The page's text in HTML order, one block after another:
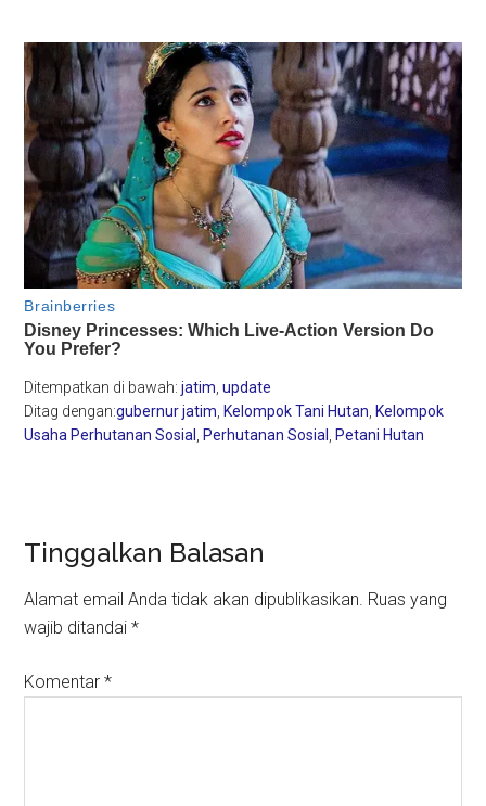
Ditempatkan di bawah:jatim ,update
Ditag dengan:gubernur jatim Kelompok Tani Hutan Kelompok
Usaha Perhutanan Sosial
Perhutanan Sosial Petani Hutan
Reader
Interactions
Tinggalkan Balasan
Alamat email Anda tidak akan dipublikasikan. Ruas yang
wajib ditandai*
Komentar*